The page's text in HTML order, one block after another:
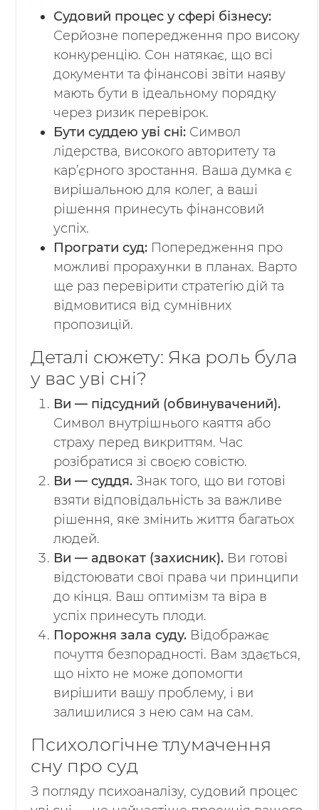
Судовий процес у сфері бізнесу:
Серйозне попередження про високу
конкуренцію. Сон натякає, що всі
документи та фінансові звіти наяву
мають бути в ідеальному порядку
через ризик перевірок.
Бути суддею уві сні: Символ
лідерства, високого авторитету та
кар’єрного зростання. Ваша думка є
вирішальною для колег, а ваші
рішення принесуть фінансовий
успіх.
Програти суд: Попередження про
можливі прорахунки в планах. Варто
ще раз перевірити стратегію дій та
відмовитися від сумнівних
пропозицій.
Деталі сюжету: Яка роль була
у вас уві сні?
Ви — підсудний (обвинувачений).
Символ внутрішнього каяття або
страху перед викриттям. Час
розібратися зі своєю совістю.
Ви — суддя. Знак того, що ви готові
взяти відповідальність за важливе
рішення, яке змінить життя багатьох
людей.
Ви — адвокат (захисник). Ви готові
відстоювати свої права чи принципи
до кінця. Ваш оптимізм та віра в
успіх принесуть плоди.
Порожня зала суду. Відображає
почуття безпорадності. Вам здається,
що ніхто не може допомогти
вирішити вашу проблему, і ви
залишилися з нею сам на сам.
Психологічне тлумачення
сну про суд
З погляду психоаналізу, судовий процес